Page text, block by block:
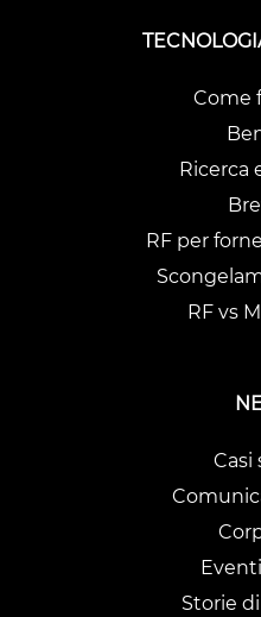
Come
Ricerca
RF per
RF vs
Casi
Storie